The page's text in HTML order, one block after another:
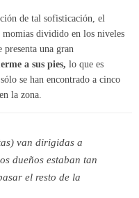
de tal sofisticación, el
dividido en los niveles
presenta una gran
a sus pies, lo que es
se han encontrado a cinco
la zona.
van dirigidas a
dueños estaban tan
el resto de la